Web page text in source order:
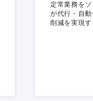
定常業務を
が代行・自
削減を実現す